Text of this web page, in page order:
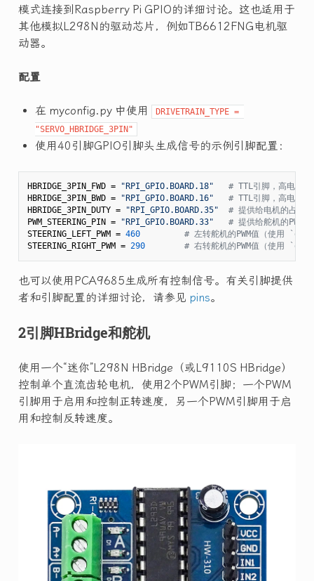
模式连接到Raspberry Pi GPIO的详细讨论。这也适用于
其他模拟L298N的驱动芯片，例如TB6612FNG电机驱
动器。
配置
在 myconfig.py 中使用
DRIVETRAIN_TYPE =
"SERVO_HBRIDGE_3PIN"
使用40引脚GPIO引脚头生成信号的示例引脚配置：
HBRIDGE_3PIN_FWD = "RPI_GPIO.BOARD.18"
# TTL引脚，高电平启
HBRIDGE_3PIN_BWD =
"RPI_GPIO.BOARD.16"
# TTL引脚，高电平启
HBRIDGE_3PIN_DUTY =
"RPI_GPIO.BOARD.35"
# 提供给电机的占空比
PWM_STEERING_PIN =
"RPI_GPIO.BOARD.33"
# 提供给舵机的PWM脉
STEERING_LEFT_PWM = 460
# 左转舵机的PWM值（使用
STEERING_RIGHT_PWM = 290 # 右转舵机的PWM值（使用
也可以使用PCA9685生成所有控制信号。有关引脚提供
者和引脚配置的详细讨论，请参见 pins。
2引脚HBridge和舵机
使用一个“迷你”L298N HBridge（或L9110S HBridge）
控制单个直流齿轮电机，使用2个PWM引脚；一个PWM
引脚用于启用和控制正转速度，另一个PWM引脚用于启
用和控制反转速度。